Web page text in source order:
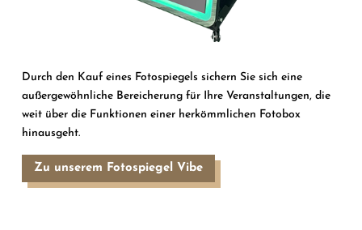
Durch den Kauf eines Fotospiegels sichern Sie sich eine
außergewöhnliche Bereicherung für Ihre Veranstaltungen, die
weit über die Funktionen einer herkömmlichen Fotobox
hinausgeht.
Zu unserem Fotospiegel Vibe